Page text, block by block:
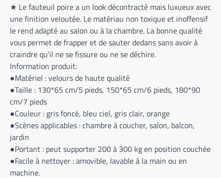
★ Le fauteuil poire a un look décontracté mais luxueux avec
une finition veloutée. Le matériau non toxique et inoffensif
le rend adapté au salon ou à la chambre. La bonne qualité
vous permet de frapper et de sauter dedans sans avoir à
craindre qu’il ne se fissure ou ne se déchire.
Information produit:
●Matériel : velours de haute qualité
●Taille : 130*65 cm/5 pieds, 150*65 cm/6 pieds, 180*90
cm/7 pieds
●Couleur : gris foncé, bleu ciel, gris clair, orange
●Scènes applicables : chambre à coucher, salon, balcon,
jardin
●Portant : peut supporter 200 à 300 kg en position couchée
●Facile à nettoyer : amovible, lavable à la main ou en
machine.